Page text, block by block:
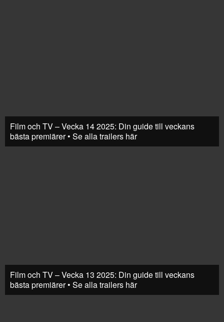
Film och TV – Vecka 14 2025: Din guide till veckans
bästa premiärer • Se alla trailers här
Film och TV – Vecka 13 2025: Din guide till veckans
bästa premiärer • Se alla trailers här